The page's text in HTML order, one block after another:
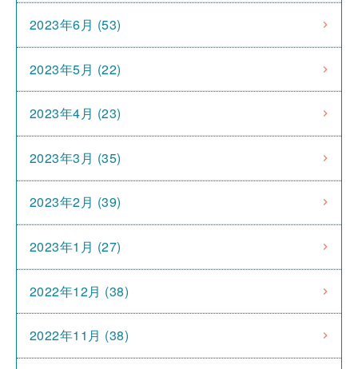
2023年6月 (53)
2023年5月 (22)
2023年4月 (23)
2023年3月 (35)
2023年2月 (39)
2023年1月 (27)
2022年12月 (38)
2022年11月 (38)